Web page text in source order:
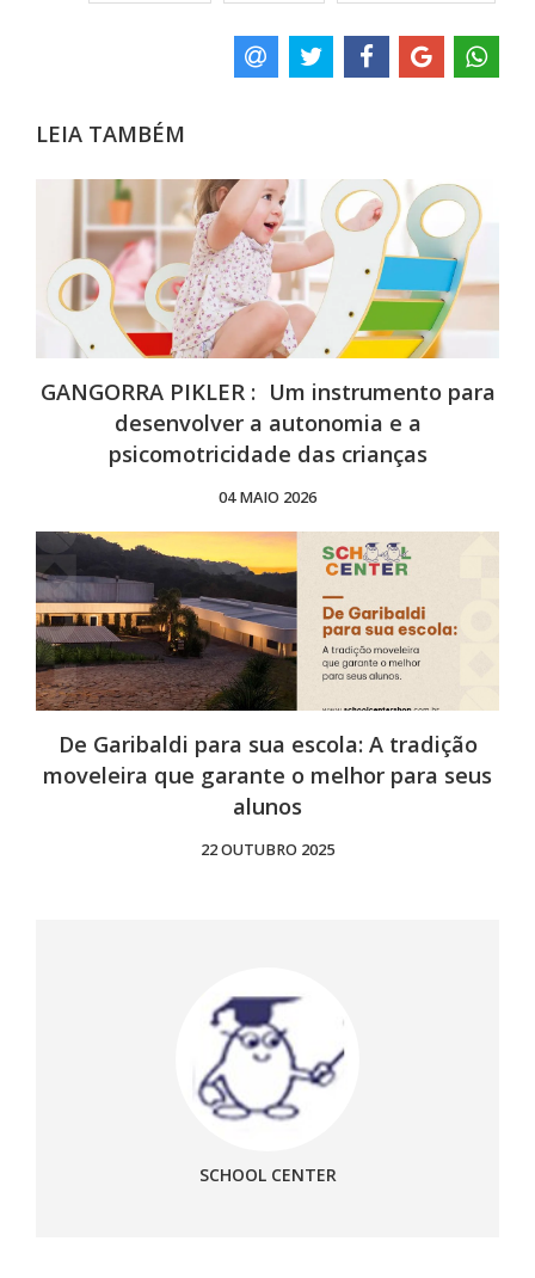
LEIA TAMBÉM
GANGORRA PIKLER : Um instrumento para
desenvolver a autonomia e a
psicomotricidade das crianças
04 MAIO 2026
De Garibaldi para sua escola: A tradição
moveleira que garante o melhor para seus
alunos
22 OUTUBRO 2025
SCHOOL CENTER